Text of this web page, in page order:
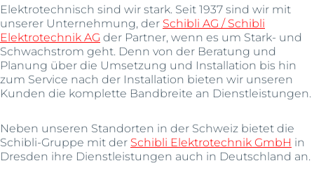
Elektrotechnisch sind wir stark. Seit 1937 sind wir mit
unserer Unternehmung, der Schibli AG / Schibli
Elektrotechnik AG der Partner, wenn es um Stark- und
Schwachstrom geht. Denn von der Beratung und
Planung über die Umsetzung und Installation bis hin
zum Service nach der Installation bieten wir unseren
Kunden die komplette Bandbreite an Dienstleistungen.
Neben unseren Standorten in der Schweiz bietet die
Schibli-Gruppe mit der Schibli Elektrotechnik GmbH in
Dresden ihre Dienstleistungen auch in Deutschland an.